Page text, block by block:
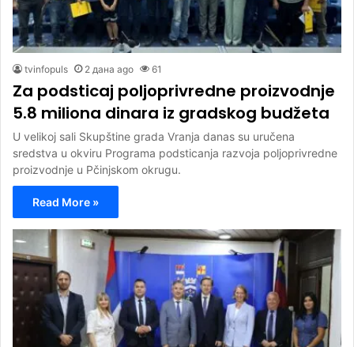
tvinfopuls 2 дана ago 61
Za podsticaj poljoprivredne proizvodnje
5.8 miliona dinara iz gradskog budžeta
U velikoj sali Skupštine grada Vranja danas su uručena
sredstva u okviru Programa podsticanja razvoja poljoprivredne
proizvodnje u Pčinjskom okrugu.
Read More »